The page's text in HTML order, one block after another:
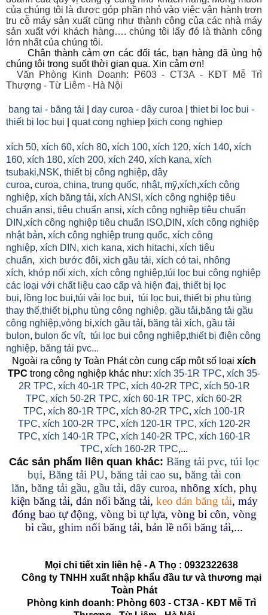
của chúng tôi là được góp phần nhỏ vào việc vận hành trơn
tru cỗ máy sản xuất cũng như thành công của các nhà máy
sản xuất với khách hàng…. chúng tôi lấy đó là thành công
lớn nhất của chúng tôi.
Chân thành cảm ơn các đối tác, bạn hàng đã ủng hộ
chúng tôi trong suốt thời gian qua. Xin cảm ơn!
Văn Phòng Kinh Doanh: P603 - CT3A - KĐT Mễ Trì
Thượng - Từ Liêm - Hà Nội
bang tai - băng tải day curoa - dây curoa
thiet bi loc bui -
thiết bị lọc bụi
quat cong nghiep xich cong nghiep
xích 50, xích 60, xích 80, xích 100, xích 120, xích 140, xích
160, xích 180, xích 200, xích 240, xích kana, xích
tsubaki,NSK, thiết bị công nghiệp, dây
curoa, curoa, china, trung quốc, nhật, mỹ,xích,xích công
nghiệp, xích băng tải, xích ANSI , xích công nghiệp tiêu
chuẩn ansi, tiêu chuẩn ansi, xích công nghiệp tiêu chuẩn
DIN ,xích công nghiệp tiêu chuẩn ISO,DIN , xích công nghiệp
nhật bản, xích công nghiệp trung quốc, xích công
nghiệp, xích DIN , xich kana, xich hitachi, xích tiêu
chuẩn, xich bước đôi, xich gầu tải, xích có tai, nhông
xích, khớp nối xich, xích công nghiệp,túi lọc bụi công nghiệp
các loại với chất liệu cao cấp và hiện đaị, thiết bị lọc
bụi, lồng lọc bụi,túi vải lọc bụi, túi lọc bụi, thiết bị phụ tùng
thay thế,thiết bị,phụ tùng công nghiệp, gầu tải,băng tải gầu
công nghiệp,vòng bi,xích gầu tải, băng tải xích, gầu tải
bulon, bulon ốc vít, túi lọc bụi công nghiệp,thiết bị điện công
nghiệp, băng tải pvc...
Ngoài ra công ty Toàn Phát còn cung cấp một số loại xích
TPC trong công nghiệp khác như: xích 35-1R TPC, xích 35-
2R TPC, xích 40-1R TPC, xích 40-2R TPC, xích 50-1R
TPC, xích 50-2R TPC, xích 60-1R TPC, xích 60-2R
TPC, xích 80-1R TPC, xích 80-2R TPC, xích 100-1R
TPC, xích 100-2R TPC, xích 120-1R TPC, xích 120-2R
TPC, xích 140-1R TPC, xích 140-2R TPC, xích 160-1R
TPC, xích 160-2R TPC,...
Các sản phẩm liên quan khác: Băng tải pvc, túi lọc
bụi, Băng tải PU, băng tải cao su, băng tải con
lăn, băng tải gầu, gầu tải, dây curoa, nhông xích, phụ
kiện băng tải, dán nối băng tải, keo dán băng tải, máy
đóng bao tự động, vòng bi tự lựa, vòng bi côn, vòng
bi cầu, ghim nối băng tải, bản lề nối băng tải,...
Mọi chi tiết xin liên hệ - A Thọ : 0932322638
Công ty TNHH xuất nhập khẩu đầu tư và thương mại
Toàn Phát
Phòng kinh doanh: Phòng 603 - CT3A - KĐT Mễ Trì